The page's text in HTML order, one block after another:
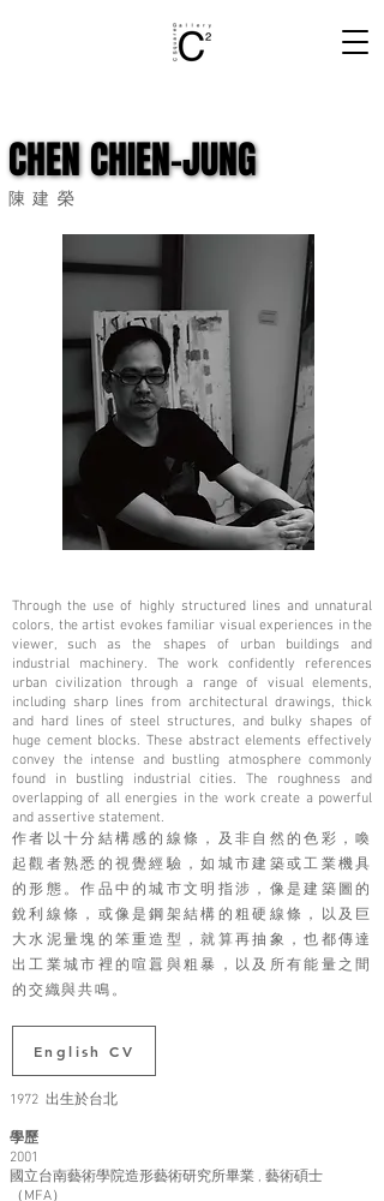
CHEN CHIEN-JUNG
CHEN CHIEN-JUNG
陳建榮
Through the use of highly structured lines and unnatural
colors, the artist evokes familiar visual experiences in the
viewer, such as the shapes of urban buildings and
industrial machinery. The work confidently references
urban civilization through a range of visual elements,
including sharp lines from architectural drawings, thick
and hard lines of steel structures, and bulky shapes of
huge cement blocks. These abstract elements effectively
convey the intense and bustling atmosphere commonly
found in bustling industrial cities. The roughness and
overlapping of all energies in the work create a powerful
and assertive statement.
作者以十分結構感的線條，及非自然的色彩，喚
起觀者熟悉的視覺經驗，如城市建築或工業機具
的形態。作品中的城市文明指涉，像是建築圖的
銳利線條，或像是鋼架結構的粗硬線條，以及巨
大水泥量塊的笨重造型，就算再抽象，也都傳達
出工業城市裡的喧囂與粗暴，以及所有能量之間
的交織與共鳴。
English CV
1972 出生於台北
學歷
2001
國立台南藝術學院造形藝術研究所畢業 , 藝術碩士
（MFA）